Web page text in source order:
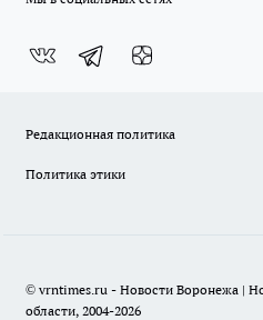
Редакционная политика
Политика этики
© vrntimes.ru - Новости Воронежа |
области, 2004-2026